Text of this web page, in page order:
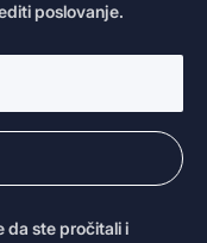
poslovanje.
da ste pročitali i